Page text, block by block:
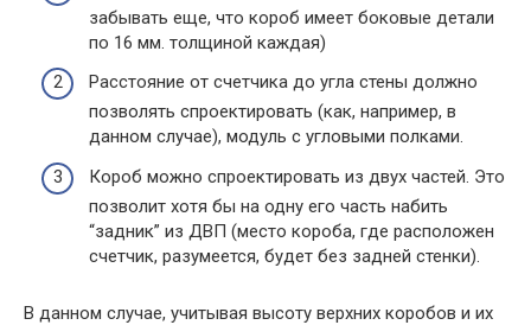
забывать еще, что короб имеет боковые детали
по 16 мм. толщиной каждая)
Расстояние от счетчика до угла стены должно
позволять спроектировать (как, например, в
данном случае), модуль с угловыми полками.
Короб можно спроектировать из двух частей. Это
позволит хотя бы на одну его часть набить
“задник” из ДВП (место короба, где расположен
счетчик, разумеется, будет без задней стенки).
В данном случае, учитывая высоту верхних коробов и их